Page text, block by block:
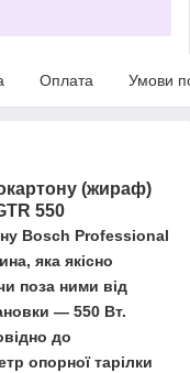
Оплата Умови
(жираф)
550
Bosch Professional
яка якісно
поза ними від
— 550 Вт.
до
опорної тарілки